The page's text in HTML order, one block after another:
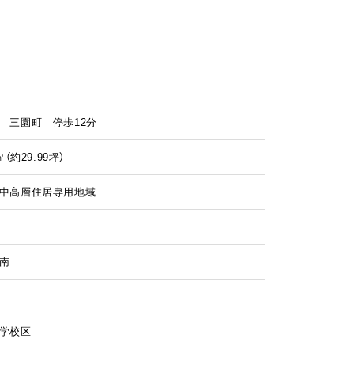
三園町 停歩12分
約29.99坪）
高層住居専用地域
校区